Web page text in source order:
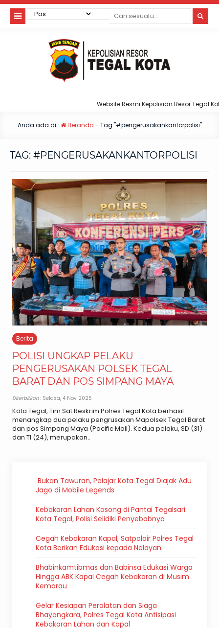
Website Resmi Kepolisian Resor Tegal Kota
Anda ada di : Beranda - Tag "#pengerusakankantorpolisi"
TAG: #PENGERUSAKANKANTORPOLISI
Berita
POLISI UNGKAP PELAKU
PENGERUSAKAN POLSEK TEGAL
BARAT DAN POS SIMPANG MAYA
Diterbitkan: Selasa, 4 Nov 2025
Kota Tegal, Tim Sat Reskrim Polres Tegal Kota berhasil
menangkap dua pelaku pengrusakan Mapolsek Tegal Barat
dan pos Simpang Maya (Pacific Mall). Kedua pelaku, SD (31)
dan TI (24), merupakan..
Bukan Tawuran, Pelajar Kota Tegal Diajak Adu
Jago di Mobile Legends
Kebakaran Lahan Kosong di Pantai Tegalsari
Kota Tegal, Polisi Selidiki Penyebabnya
Cegah Kebakaran Kapal, Satpolair Polres Tegal
Kota Berikan Edukasi kepada Nelayan
Bhabinkamtibmas dan Babinsa Edukasi Warga
Hingga ABK Kapal Cegah Kebakaran di Musim
Kemarau
Gelar Kesiapan Peralatan dan Siaga
Bhayangkara, Polres Tegal Kota Antisipasi
Kebakaran Lahan dan Kapal